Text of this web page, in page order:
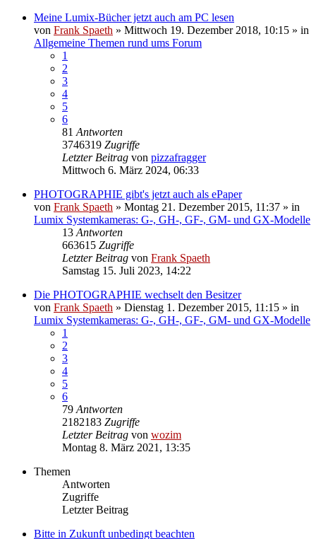
Meine Lumix-Bücher jetzt auch am PC lesen
von Frank Spaeth » Mittwoch 19. Dezember 2018, 10:15 » in
Allgemeine Themen rund ums Forum
1
2
3
4
5
6
81 Antworten
3746319 Zugriffe
Letzter Beitrag von pizzafragger
Mittwoch 6. März 2024, 06:33
PHOTOGRAPHIE gibt's jetzt auch als ePaper
von Frank Spaeth » Montag 21. Dezember 2015, 11:37 » in
Lumix Systemkameras: G-, GH-, GF-, GM- und GX-Modelle
13 Antworten
663615 Zugriffe
Letzter Beitrag von Frank Spaeth
Samstag 15. Juli 2023, 14:22
Die PHOTOGRAPHIE wechselt den Besitzer
von Frank Spaeth » Dienstag 1. Dezember 2015, 11:15 » in
Lumix Systemkameras: G-, GH-, GF-, GM- und GX-Modelle
1
2
3
4
5
6
79 Antworten
2182183 Zugriffe
Letzter Beitrag von wozim
Montag 8. März 2021, 13:35
Themen
Antworten
Zugriffe
Letzter Beitrag
Bitte in Zukunft unbedingt beachten